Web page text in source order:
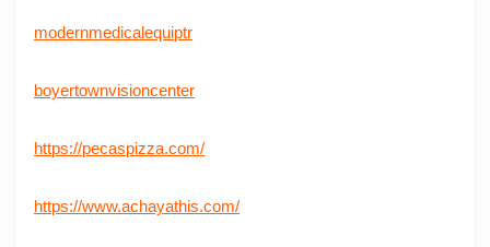
modernmedicalequiptr
boyertownvisioncenter
https://pecaspizza.com/
https://www.achayathis.com/